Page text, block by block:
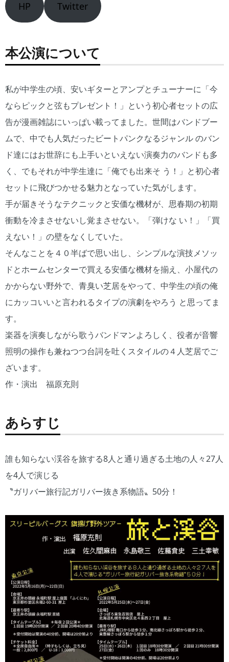
HP Twitter
本公演について
私が中学生の頃、安いギターとアンプとチューナーに「今
ならピックと弦もプレゼント！」という初心者セットの広
告が漫画雑誌にいっぱい載ってました。世間はバンドブー
ムで、中でも人気だったビートパンクなるジャンル のバン
ド達にはお世辞にも上手いといえない演奏力のバンドも多
く、でもそれが中学生達に「俺でも出来そ う！」と初心者
セットに飛びつかせる魅力となっていた気がします。
手が届きそうなテクニックと安価な機材が、思春期の初期
衝動を冷まさせないし覚まさせない。「弾けな い！」「買
えない！」の壁をなくしていた。
そんなことを４０半ばで思い出し、シンプルな演技メソッ
ドとホームセンターで買える安価な機材を揃え、小屋代の
かからない野外で、青臭い芝居をやって、中学生の頃の俺
にカッコいいと言われるタイプの演劇をやろう と思ってま
す。
楽器を演奏しながら歌うバンドマンよろしく、役者が音響
照明の操作も兼ねつつ台詞を吐くスタイルの４人芝居でご
ざいます。
作・演出 福原充則
あらすじ
誰も知らない渓谷を旅する8人と通り過ぎる土地の人々27人
を4人で演じる
〝ガリバー旅行記ガリバー抜き系物語〟50分！